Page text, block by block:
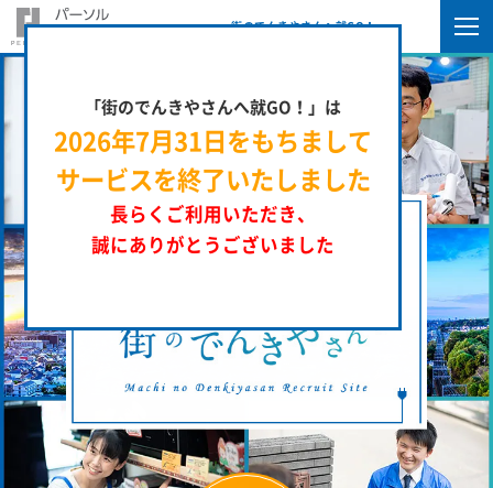
街のでんきやさんへ就GO！
「街のでんきやさんへ就GO！」は
2026年7月31日をもちまして
サービスを終了いたしました
長らくご利用いただき、
誠にありがとうございました